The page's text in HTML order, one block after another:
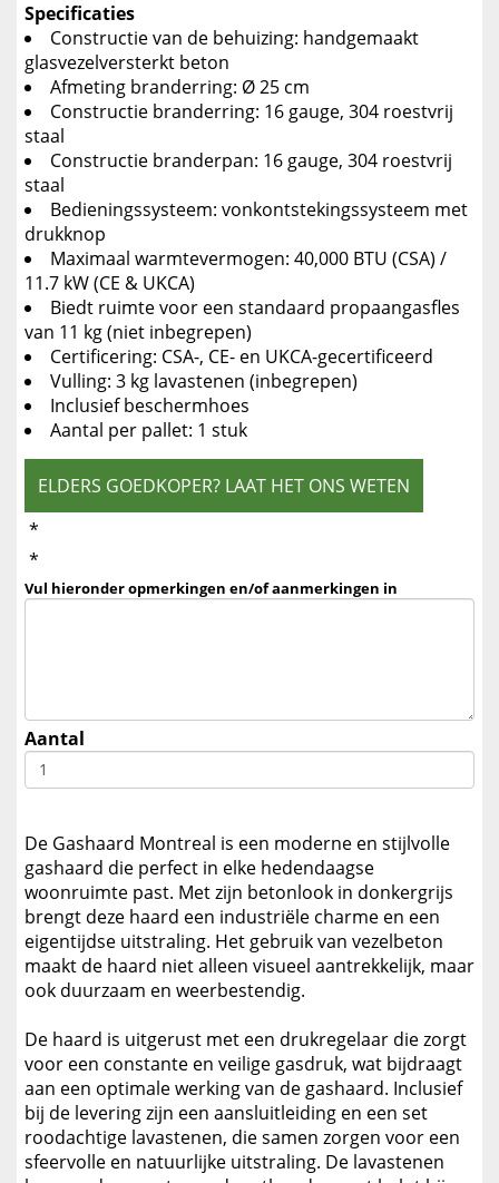
Specificaties
Constructie van de behuizing: handgemaakt
glasvezelversterkt beton
Afmeting branderring: Ø 25 cm
Constructie branderring: 16 gauge, 304 roestvrij
staal
Constructie branderpan: 16 gauge, 304 roestvrij
staal
Bedieningssysteem: vonkontstekingssysteem met
drukknop
Maximaal warmtevermogen: 40,000 BTU (CSA) /
11.7 kW (CE & UKCA)
Biedt ruimte voor een standaard propaangasfles
van 11 kg (niet inbegrepen)
Certificering: CSA-, CE- en UKCA-gecertificeerd
Vulling: 3 kg lavastenen (inbegrepen)
Inclusief beschermhoes
Aantal per pallet: 1 stuk
ELDERS GOEDKOPER? LAAT HET ONS WETEN
*
*
Vul hieronder opmerkingen en/of aanmerkingen in
Aantal
De Gashaard Montreal is een moderne en stijlvolle
gashaard die perfect in elke hedendaagse
woonruimte past. Met zijn betonlook in donkergrijs
brengt deze haard een industriële charme en een
eigentijdse uitstraling. Het gebruik van vezelbeton
maakt de haard niet alleen visueel aantrekkelijk, maar
ook duurzaam en weerbestendig.
De haard is uitgerust met een drukregelaar die zorgt
voor een constante en veilige gasdruk, wat bijdraagt
aan een optimale werking van de gashaard. Inclusief
bij de levering zijn een aansluitleiding en een set
roodachtige lavastenen, die samen zorgen voor een
sfeervolle en natuurlijke uitstraling. De lavastenen